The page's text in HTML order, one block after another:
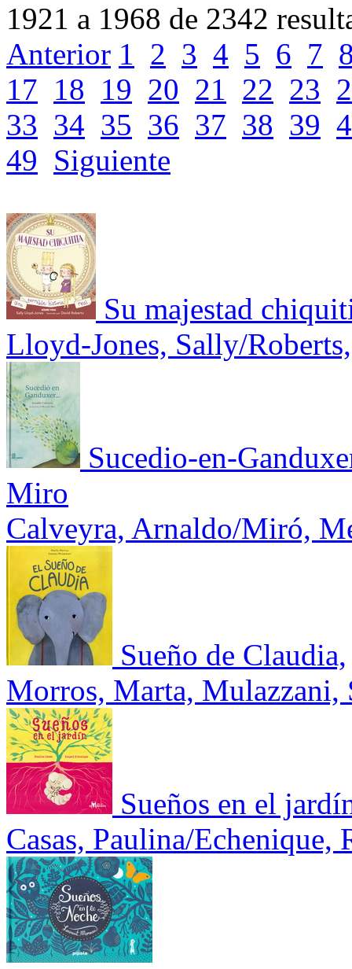
1921 a 1968 de 2342
Anterior 1 2 3 4 5 6 7
17 18 19 20 21 22 23
33 34 35 36 37 38 39
49 Siguiente
Su majestad
Lloyd-Jones, Sally/
Sucedio-en-
Miro
Calveyra, Arnaldo/Miró,
Sueño de Claudia,
Morros, Marta, Mulazzani,
Sueños en el
Casas, Paulina/Echenique,